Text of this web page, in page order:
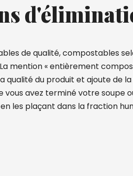
de qualité, compostables
La mention « entièrement
qualité du produit et ajoute de
vous avez terminé votre soupe
les plaçant dans la fraction